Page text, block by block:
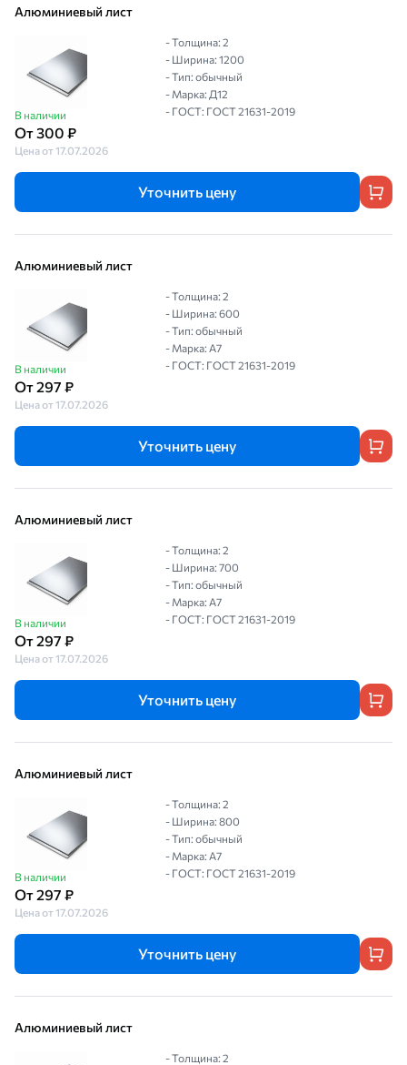
Алюминиевый лист
В наличии
От 300 ₽
Цена от 17.07.2026
- Толщина: 2
- Ширина: 1200
- Тип: обычный
- Марка: Д12
- ГОСТ: ГОСТ 21631-2019
Уточнить цену
Алюминиевый лист
В наличии
От 297 ₽
Цена от 17.07.2026
- Толщина: 2
- Ширина: 600
- Тип: обычный
- Марка: А7
- ГОСТ: ГОСТ 21631-2019
Уточнить цену
Алюминиевый лист
В наличии
От 297 ₽
Цена от 17.07.2026
- Толщина: 2
- Ширина: 700
- Тип: обычный
- Марка: А7
- ГОСТ: ГОСТ 21631-2019
Уточнить цену
Алюминиевый лист
В наличии
От 297 ₽
Цена от 17.07.2026
- Толщина: 2
- Ширина: 800
- Тип: обычный
- Марка: А7
- ГОСТ: ГОСТ 21631-2019
Уточнить цену
Алюминиевый лист
- Толщина: 2